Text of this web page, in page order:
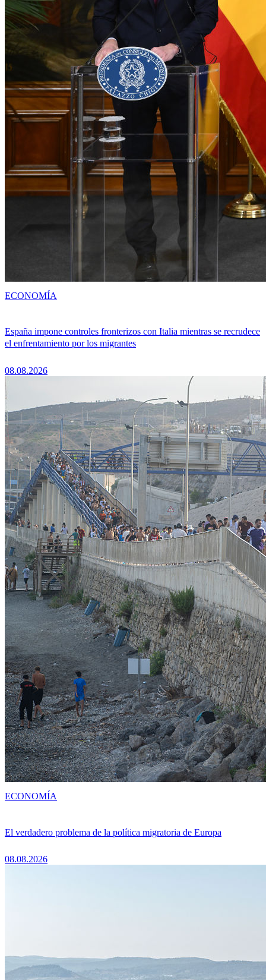
España impone controles fronterizos con Italia mientras se recrudece
el enfrentamiento por los migrantes
08.08.2026
ECONOMÍA
El verdadero problema de la política migratoria de Europa
08.08.2026
ECONOMÍA